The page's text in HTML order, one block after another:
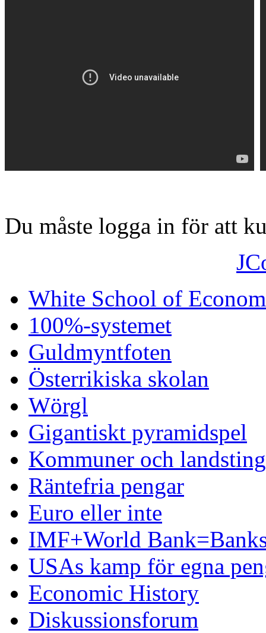
Du måste logga in för att
White School of
100%-systemet
Guldmyntfoten
Österrikiska skolan
Wörgl
Gigantiskt pyramidspel
Kommuner och
Räntefria pengar
Euro eller inte
IMF+World
USAs kamp för egna
Economic History
Diskussionsforum